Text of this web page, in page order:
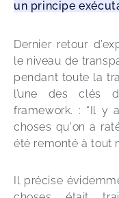
un principe
Dernier retour
le niveau de
pendant toute la
l’une des clés
framework. : “Il y
choses qu'on a
été remonté à tout
Il précise